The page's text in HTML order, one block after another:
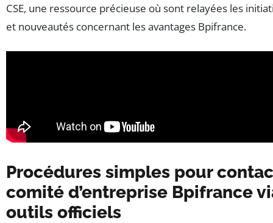
CSE, une ressource précieuse où sont relayées les
et nouveautés concernant les avantages Bpifrance.
Procédures simples pour
comité d’entreprise Bpifrance
outils officiels